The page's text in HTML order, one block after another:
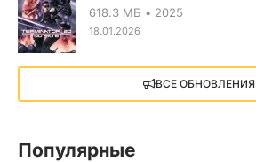
618.3 МБ 2025
18.01.2026
X4: Foundations (2018)
13.73 GB 2018
ВСЕ ОБНОВЛЕНИЯ
Популярные